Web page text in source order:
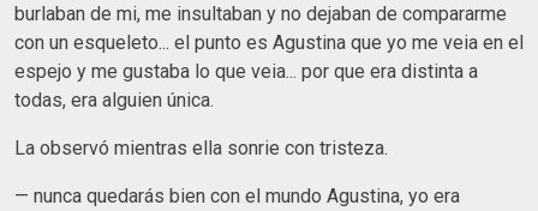
burlaban de mi, me insultaban y no dejaban de compararme
con un esqueleto... el punto es Agustina que yo me veia en el
espejo y me gustaba lo que veia... por que era distinta a
todas, era alguien única.
La observó mientras ella sonrie con tristeza.
— nunca quedarás bien con el mundo Agustina, yo era